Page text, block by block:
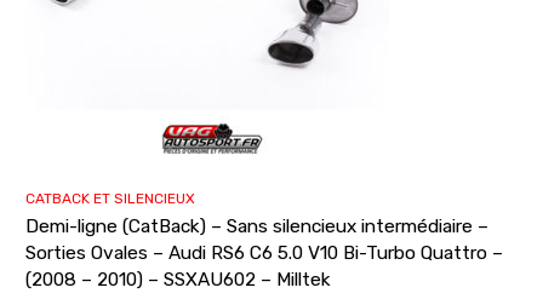
CATBACK ET SILENCIEUX
Demi-ligne (CatBack) – Sans silencieux intermédiaire –
Sorties Ovales – Audi RS6 C6 5.0 V10 Bi-Turbo Quattro –
(2008 – 2010) – SSXAU602 – Milltek